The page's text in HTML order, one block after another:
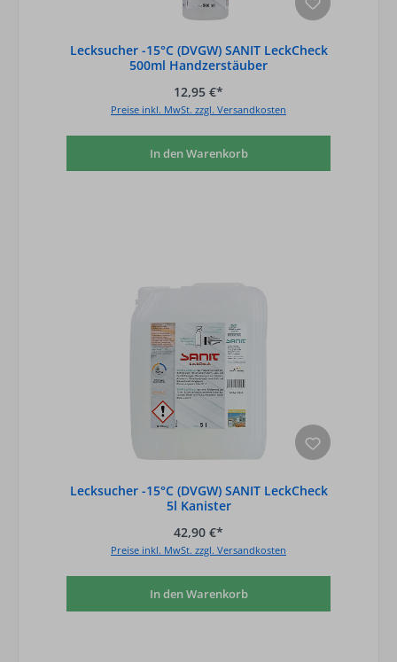
Lecksucher -15°C (DVGW) SANIT LeckCheck
500ml Handzerstäuber
12,95 €*
Preise inkl. MwSt. zzgl. Versandkosten
In den Warenkorb
Lecksucher -15°C (DVGW) SANIT LeckCheck
5l Kanister
42,90 €*
Preise inkl. MwSt. zzgl. Versandkosten
In den Warenkorb